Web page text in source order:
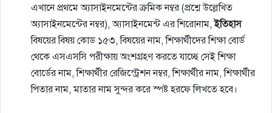
এখানে প্রথমে অ্যাসাইনমেন্টের ক্রমিক নম্বর (প্রশ্নে উল্লেখিত
অ্যাসাইনমেন্টের নম্বর), অ্যাসাইনমেন্ট এর শিরোনাম,ইতিহাস
বিষয়ের বিষয় কোড ১৫৩, বিষয়ের নাম, শিক্ষার্থীদের শিক্ষা বোর্ড
থেকে এসএসসি পরীক্ষায় অংশগ্রহণ করতে যাচ্ছে সেই শিক্ষা
বোর্ডের নাম, শিক্ষার্থীর রেজিস্ট্রেশন নম্বর, শিক্ষার্থীর নাম, শিক্ষার্থীর
পিতার নাম, মাতার নাম সুন্দর করে স্পষ্ট হরফে লিখতে হবে।